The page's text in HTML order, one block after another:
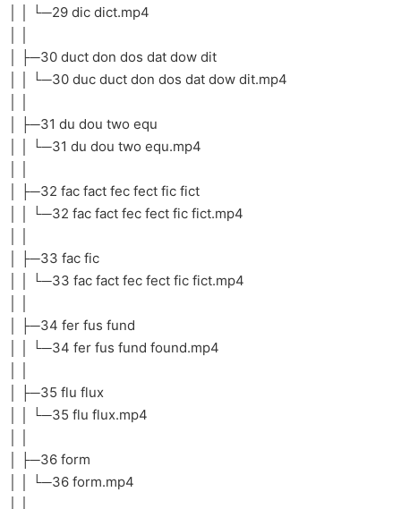
│ │ └─29 dic dict.mp4
│ ├─30 duct don dos dat dow dit
│ │ └─30 duc duct don dos dat dow dit.mp4
│ ├─31 du dou two equ
│ │ └─31 du dou two equ.mp4
│ ├─32 fac fact fec fect fic fict
│ │ └─32 fac fact fec fect fic fict.mp4
│ ├─33 fac fic
│ │ └─33 fac fact fec fect fic fict.mp4
│ ├─34 fer fus fund
│ │ └─34 fer fus fund found.mp4
│ ├─35 flu flux
│ │ └─35 flu flux.mp4
│ ├─36 form
│ │ └─36 form.mp4